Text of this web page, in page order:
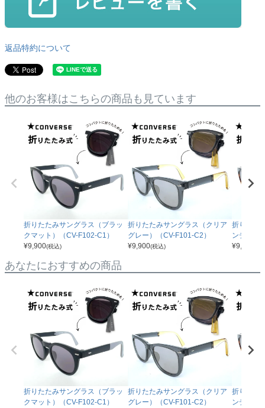
返品特約について
他のお客様はこちらの商品も見ています
折りたたみサングラス（ブラッ
クマット）（CV-F102-C1）
¥9,900(税込)
折りたたみサングラス（クリア
グレー）（CV-F101-C2）
¥9,900(税込)
折りたた
ンデミ）
¥9,900
あなたにおすすめの商品
折りたたみサングラス（ブラッ
クマット）（CV-F102-C1）
折りたたみサングラス（クリア
グレー）（CV-F101-C2）
折りたた
ンデミ）